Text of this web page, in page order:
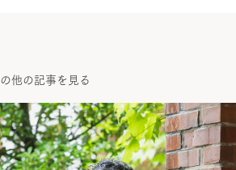
他の記事を見る